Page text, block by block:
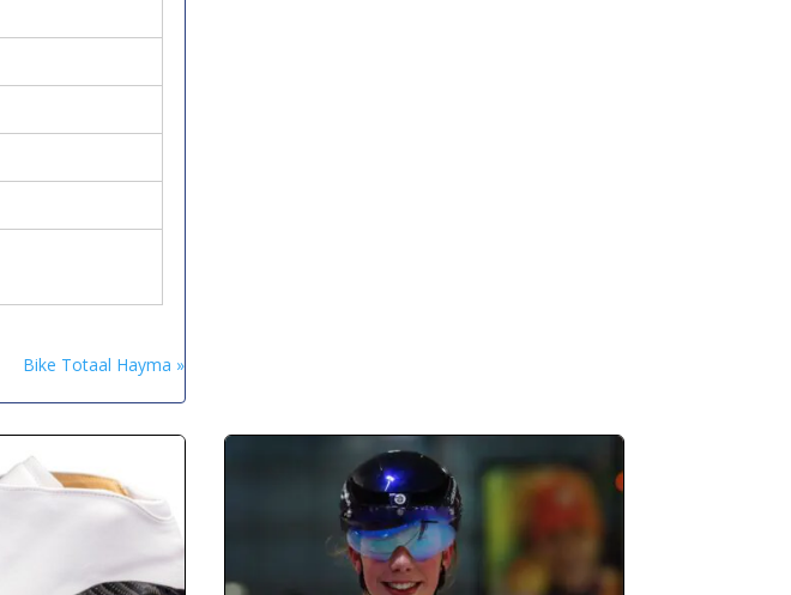
Bike Totaal Hayma »